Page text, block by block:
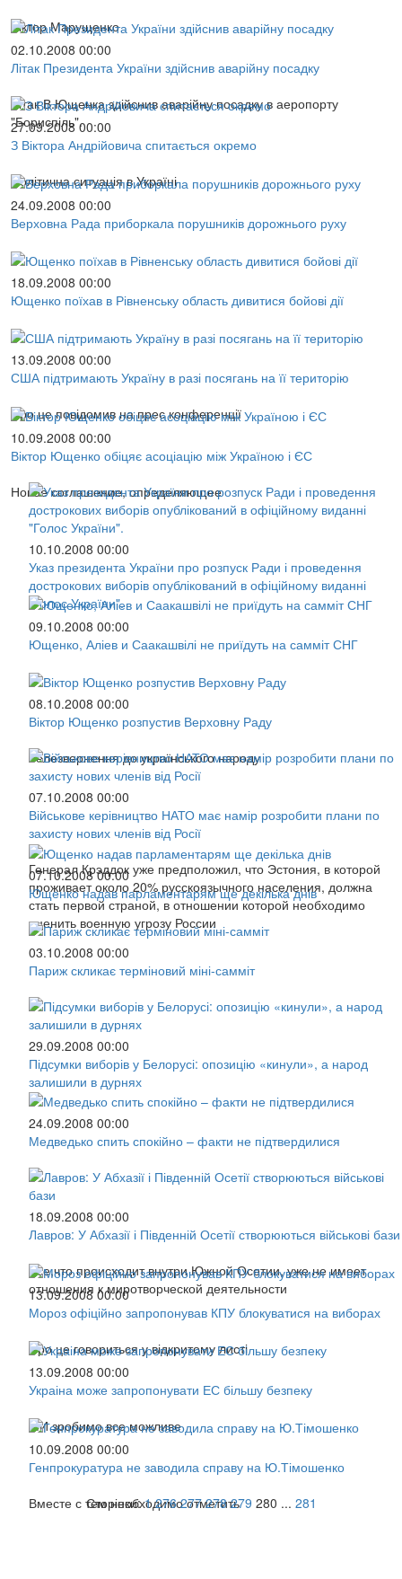
Віктор Марущенко
02.10.2008 00:00
Літак Президента України здійснив аварійну посадку
Літак В.Ющенка здійснив аварійну посадку в аеропорту
"Бориспіль".
27.09.2008 00:00
З Віктора Андрійовича спитається окремо
Політична ситуація в Україні
24.09.2008 00:00
Верховна Рада приборкала порушників дорожнього руху
18.09.2008 00:00
Ющенко поїхав в Рівненську область дивитися бойові дії
13.09.2008 00:00
США підтримають Україну в разі посягань на її територію
Про це повідомив на прес конференції
10.09.2008 00:00
Віктор Ющенко обіцяє асоціацію між Україною і ЄС
Новое соглашение, определяющее
10.10.2008 00:00
Указ президента України про розпуск Ради і проведення
дострокових виборів опублікований в офіційному виданні
"Голос України".
09.10.2008 00:00
Ющенко, Аліев и Саакашвілі не приїдуть на самміт СНГ
08.10.2008 00:00
Віктор Ющенко розпустив Верховну Раду
Телезвернення до українського народу
07.10.2008 00:00
Військове керівництво НАТО має намір розробити плани по
захисту нових членів від Росії
Генерал Крэддок уже предположил, что Эстония, в которой
проживает около 20% русскоязычного населения, должна
стать первой страной, в отношении которой необходимо
оценить военную угрозу России
07.10.2008 00:00
Ющенко надав парламентарям ще декілька днів
03.10.2008 00:00
Париж скликає терміновий міні-самміт
29.09.2008 00:00
Підсумки виборів у Белорусі: опозицію «кинули», а народ
залишили в дурнях
24.09.2008 00:00
Медведько спить спокійно – факти не підтвердилися
18.09.2008 00:00
Лавров: У Абхазії і Південній Осетії створюються військові бази
Все,что происходит внутри Южной Осетии, уже не имеет
отношения к миротворческой деятельности
13.09.2008 00:00
Мороз офіційно запропонував КПУ блокуватися на виборах
Про це говориться у відкритому листі
13.09.2008 00:00
Украіна може запропонувати ЕС більшу безпеку
МИ зробимо все можливе
10.09.2008 00:00
Генпрокуратура не заводила справу на Ю.Тімошенко
Вместе с тем необходимо отметить
Сторінки: 1 276 277 278 279 280 ... 281